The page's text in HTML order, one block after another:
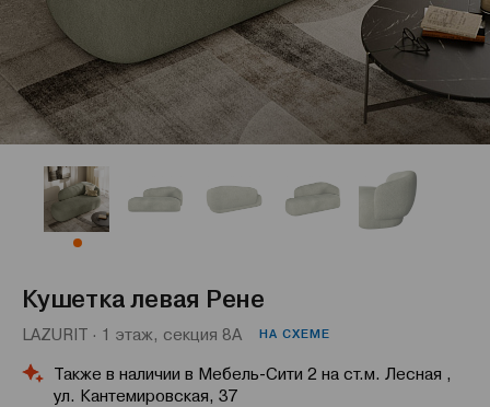
Кушетка левая Рене
LAZURIT · 1 этаж, секция 8А НА СХЕМЕ
Также в наличии в Мебель-Сити 2 на ст.м. Лесная ,
ул. Кантемировская, 37